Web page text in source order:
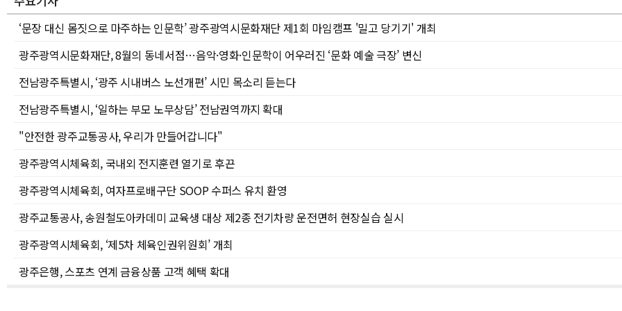
‘문장 대신 몸짓으로 마주하는 인문학’ 광주광역시문화재단 제1회 마임캠프 '밀고 당기기' 개최
광주광역시문화재단, 8월의 동네서점…음악·영화·인문학이 어우러진 ‘문화 예술 극장’ 변신
전남광주특별시, ‘광주 시내버스 노선개편’ 시민 목소리 듣는다
전남광주특별시, ‘일하는 부모 노무상담’ 전남권역까지 확대
"안전한 광주교통공사, 우리가 만들어갑니다"
광주광역시체육회, 국내외 전지훈련 열기로 후끈
광주광역시체육회, 여자프로배구단 SOOP 수퍼스 유치 환영
광주교통공사, 송원철도아카데미 교육생 대상 제2종 전기차량 운전면허 현장실습 실시
광주광역시체육회, ‘제5차 체육인권위원회’ 개최
광주은행, 스포츠 연계 금융상품 고객 혜택 확대